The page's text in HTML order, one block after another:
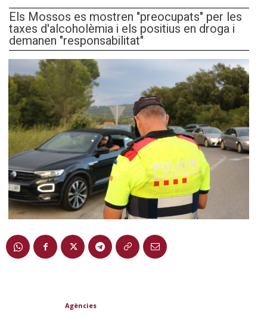
Els Mossos es mostren "preocupats" per les
taxes d'alcoholèmia i els positius en droga i
demanen "responsabilitat"
Agències